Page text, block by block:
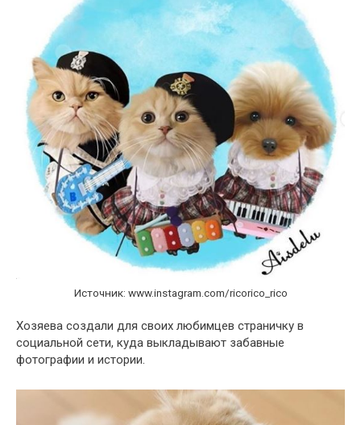
Источник: www.instagram.com/ricorico_rico
Хозяева создали для своих любимцев страничку в
социальной сети, куда выкладывают забавные
фотографии и истории.